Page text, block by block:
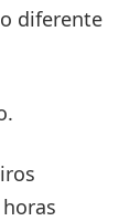
diferente